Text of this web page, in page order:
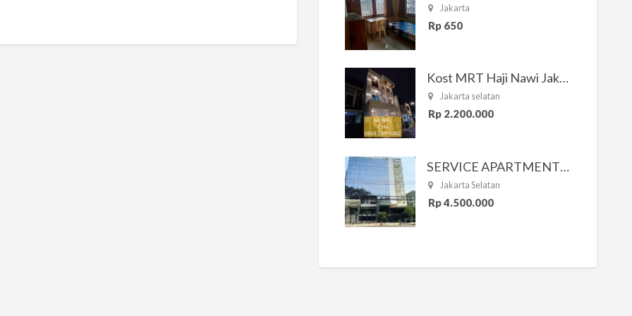
Jakarta
Rp 650
Kost MRT Haji Nawi Jakarta Selatan
Jakarta selatan
Rp 2.200.000
SERVICE APARTMENT SOUTH RESIDENCE
Jakarta Selatan
Rp 4.500.000